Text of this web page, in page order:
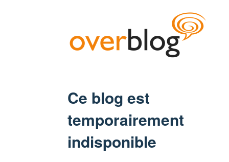
Ce blog est
temporairement
indisponible